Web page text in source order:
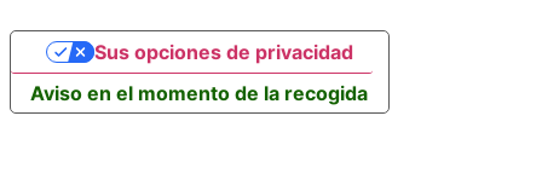
Aviso en el momento de la recogida
Sus opciones de privacidad